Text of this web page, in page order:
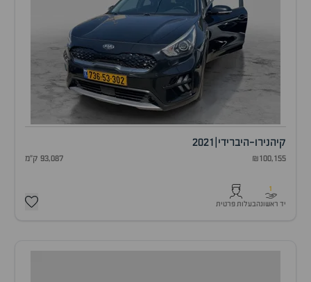
קיהנירו-היברידי 2021
₪100,155 93,087 ק"מ
1
יד ראשונהבעלות פרטית